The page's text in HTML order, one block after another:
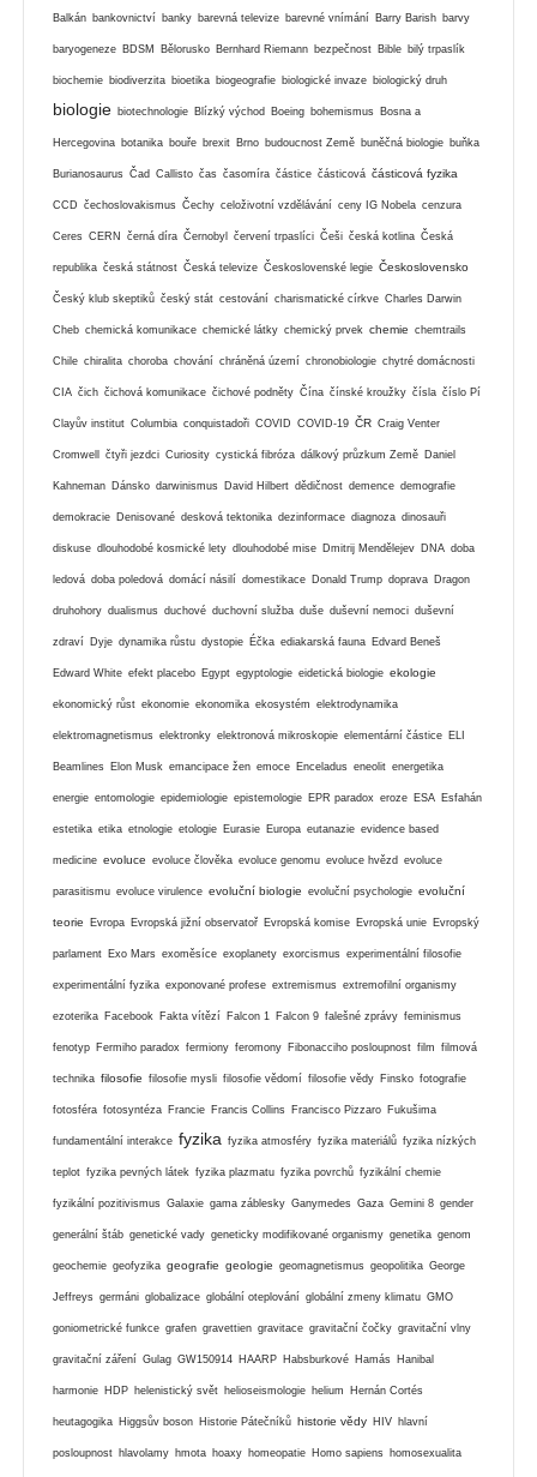
Balkán bankovnictví banky barevná televize barevné vnímání Barry Barish barvy
baryogeneze BDSM Bělorusko Bernhard Riemann bezpečnost Bible bilý trpaslík
biochemie biodiverzita bioetika biogeografie biologické invaze biologický druh
biologie biotechnologie Blízký východ Boeing bohemismus Bosna a
Hercegovina botanika bouře brexit Brno budoucnost Země buněčná biologie buňka
Burianosaurus Čad Callisto čas časomíra částice částicová částicová fyzika
CCD čechoslovakismus Čechy celoživotní vzdělávání ceny IG Nobela cenzura
Ceres CERN černá díra Černobyl červení trpaslíci Češi česká kotlina Česká
republika česká státnost Česká televize Československé legie Československo
Český klub skeptiků český stát cestování charismatické církve Charles Darwin
Cheb chemická komunikace chemické látky chemický prvek chemie chemtrails
Chile chiralita choroba chování chráněná území chronobiologie chytré domácnosti
CIA čich čichová komunikace čichové podněty Čína čínské kroužky čísla číslo Pí
Clayův institut Columbia conquistadoři COVID COVID-19 ČR Craig Venter
Cromwell čtyři jezdci Curiosity cystická fibróza dálkový průzkum Země Daniel
Kahneman Dánsko darwinismus David Hilbert dědičnost demence demografie
demokracie Denisované desková tektonika dezinformace diagnoza dinosauři
diskuse dlouhodobé kosmické lety dlouhodobé mise Dmitrij Mendělejev DNA doba
ledová doba poledová domácí násilí domestikace Donald Trump doprava Dragon
druhohory dualismus duchové duchovní služba duše duševní nemoci duševní
zdraví Dyje dynamika růstu dystopie Éčka ediakarská fauna Edvard Beneš
Edward White efekt placebo Egypt egyptologie eidetická biologie ekologie
ekonomický růst ekonomie ekonomika ekosystém elektrodynamika
elektromagnetismus elektronky elektronová mikroskopie elementární částice ELI
Beamlines Elon Musk emancipace žen emoce Enceladus eneolit energetika
energie entomologie epidemiologie epistemologie EPR paradox eroze ESA Esfahán
estetika etika etnologie etologie Eurasie Europa eutanazie evidence based
medicine evoluce evoluce člověka evoluce genomu evoluce hvězd evoluce
parasitismu evoluce virulence evoluční biologie evoluční psychologie evoluční
teorie Evropa Evropská jižní observatoř Evropská komise Evropská unie Evropský
parlament Exo Mars exoměsíce exoplanety exorcismus experimentální filosofie
experimentální fyzika exponované profese extremismus extremofilní organismy
ezoterika Facebook Fakta vítězí Falcon 1 Falcon 9 falešné zprávy feminismus
fenotyp Fermiho paradox fermiony feromony Fibonacciho posloupnost film filmová
technika filosofie filosofie mysli filosofie vědomí filosofie vědy Finsko fotografie
fotosféra fotosyntéza Francie Francis Collins Francisco Pizzaro Fukušima
fundamentální interakce fyzika fyzika atmosféry fyzika materiálů fyzika nízkých
teplot fyzika pevných látek fyzika plazmatu fyzika povrchů fyzikální chemie
fyzikální pozitivismus Galaxie gama záblesky Ganymedes Gaza Gemini 8 gender
generální štáb genetické vady geneticky modifikované organismy genetika genom
geochemie geofyzika geografie geologie geomagnetismus geopolitika George
Jeffreys germáni globalizace globální oteplování globální zmeny klimatu GMO
goniometrické funkce grafen gravettien gravitace gravitační čočky gravitační vlny
gravitační záření Gulag GW150914 HAARP Habsburkové Hamás Hanibal
harmonie HDP helenistický svět helioseismologie helium Hernán Cortés
heutagogika Higgsův boson Historie Pátečníků historie vědy HIV hlavní
posloupnost hlavolamy hmota hoaxy homeopatie Homo sapiens homosexualita